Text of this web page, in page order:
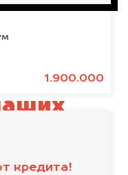
1.900.000
кредита!